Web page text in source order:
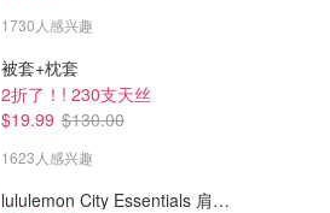
$27.00 $38.00
睫毛膏 黑色
Tarte Cosmetics
1730人感兴趣
被套+枕套
2折了！! 230支天丝
$19.99 $130.00
1623人感兴趣
lululemon City Essentials 肩背包 4L